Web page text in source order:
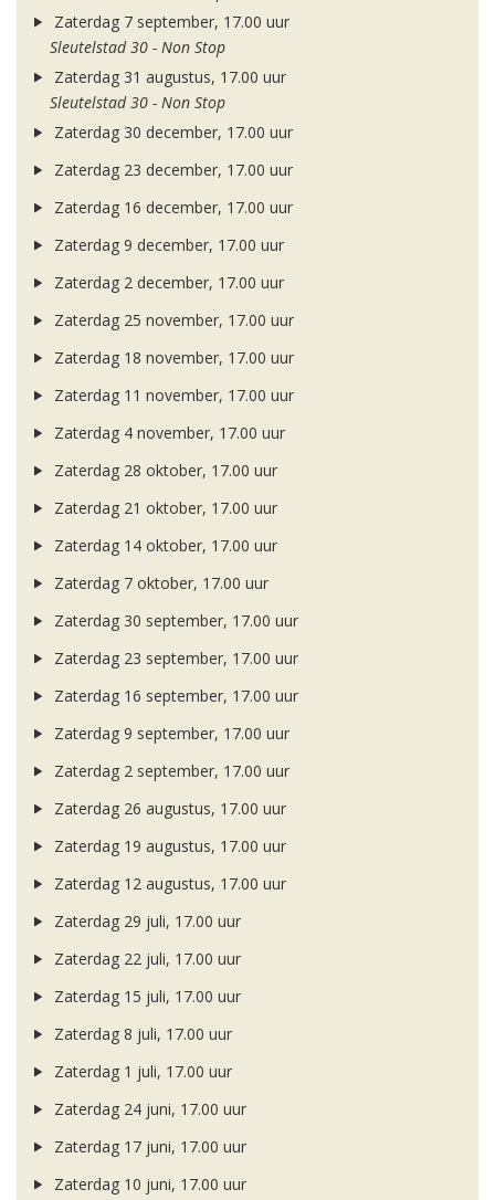
Zaterdag 7 september, 17.00 uur
Sleutelstad 30 - Non Stop
Zaterdag 31 augustus, 17.00 uur
Sleutelstad 30 - Non Stop
Zaterdag 30 december, 17.00 uur
Zaterdag 23 december, 17.00 uur
Zaterdag 16 december, 17.00 uur
Zaterdag 9 december, 17.00 uur
Zaterdag 2 december, 17.00 uur
Zaterdag 25 november, 17.00 uur
Zaterdag 18 november, 17.00 uur
Zaterdag 11 november, 17.00 uur
Zaterdag 4 november, 17.00 uur
Zaterdag 28 oktober, 17.00 uur
Zaterdag 21 oktober, 17.00 uur
Zaterdag 14 oktober, 17.00 uur
Zaterdag 7 oktober, 17.00 uur
Zaterdag 30 september, 17.00 uur
Zaterdag 23 september, 17.00 uur
Zaterdag 16 september, 17.00 uur
Zaterdag 9 september, 17.00 uur
Zaterdag 2 september, 17.00 uur
Zaterdag 26 augustus, 17.00 uur
Zaterdag 19 augustus, 17.00 uur
Zaterdag 12 augustus, 17.00 uur
Zaterdag 29 juli, 17.00 uur
Zaterdag 22 juli, 17.00 uur
Zaterdag 15 juli, 17.00 uur
Zaterdag 8 juli, 17.00 uur
Zaterdag 1 juli, 17.00 uur
Zaterdag 24 juni, 17.00 uur
Zaterdag 17 juni, 17.00 uur
Zaterdag 10 juni, 17.00 uur